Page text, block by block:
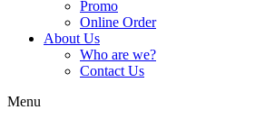
Promo
Online Order
About Us
Who are we?
Contact Us
Menu